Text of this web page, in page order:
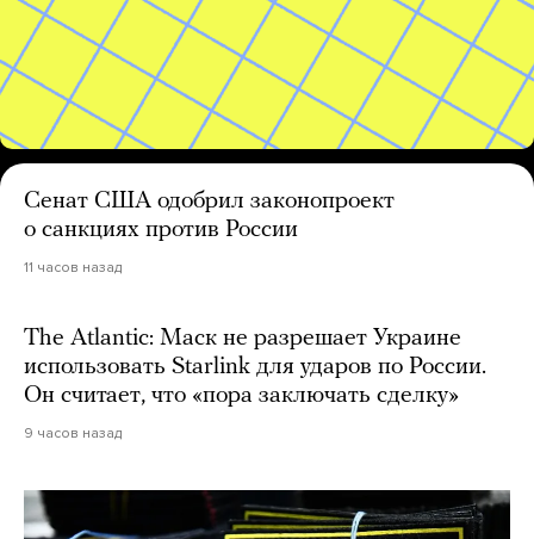
Сенат США одобрил законопроект
о санкциях против России
11 часов назад
The Atlantic: Маск не разрешает Украине
использовать Starlink для ударов по России.
Он считает, что «пора заключать сделку»
9 часов назад